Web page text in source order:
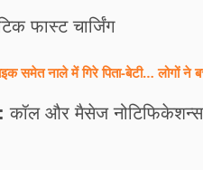
फास्ट चार्जिंग
समेत नाले में गिरे पिता-बेटी… लोगों ने
कॉल और मैसेज